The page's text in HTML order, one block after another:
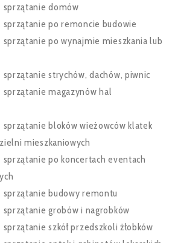
sprzątanie domów
sprzątanie po remoncie budowie
sprzątanie po wynajmie mieszkania lub
strychów, dachów, piwnic
magazynów hal
sprzątanie bloków wieżowców klatek
mieszkaniowych
sprzątanie po koncertach eventach
sprzątanie budowy remontu
grobów i nagrobków
szkół przedszkoli żłobków